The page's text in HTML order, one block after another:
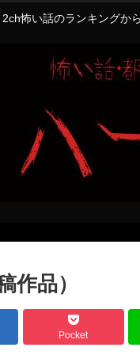
怖い話のランキングか
品）
Pocket